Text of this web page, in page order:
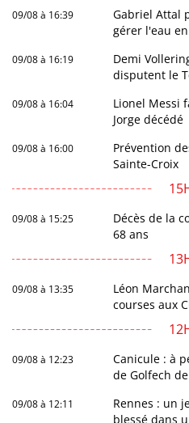
09/08 à 16:39
Gabriel Attal
gérer l'eau
09/08 à 16:19
Demi
disputent le
09/08 à 16:04
Lionel Messi
Jorge décédé
09/08 à 16:00
Prévention
Sainte-Croix
09/08 à 15:25
Décès de la
68 ans
09/08 à 13:35
Léon
courses aux
09/08 à 12:23
Canicule : à
de Golfech
09/08 à 12:11
Rennes : un
blessé dans